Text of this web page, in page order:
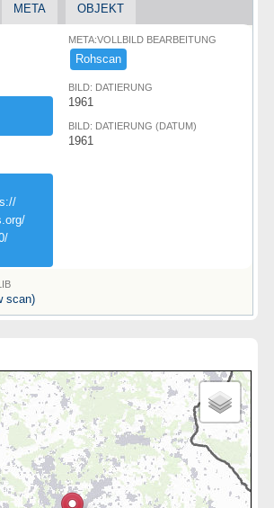
META OBJEKT
META:VOLLBILD BEARBEITUNG
Rohscan
BILD: DATIERUNG
1961
BILD: DATIERUNG (DATUM)
1961
​/​
scan)